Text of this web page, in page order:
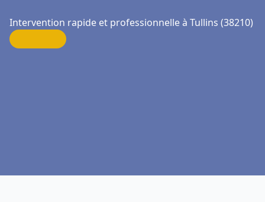
Intervention rapide et professionnelle à Tullins (38210)